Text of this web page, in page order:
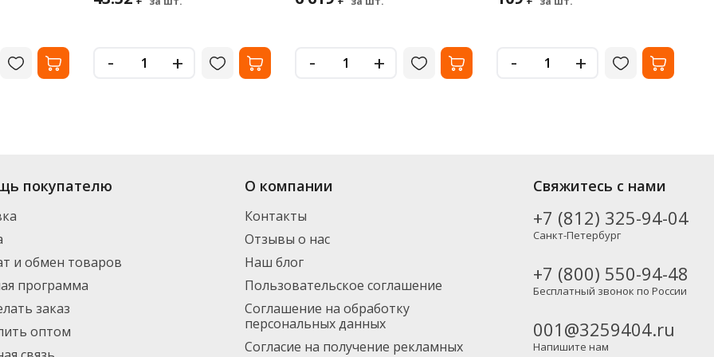
- + - + - +
магазина «Офисная Служба» большой выбор: в наличии более 49 видов от популярных производителей, включая новинки. Вы можете
заказа. Доставим по Санкт-Петербургу (от 3000 рублей - бесплатно), а также в Москву и другие регионы России – партнерской
заказ 1500 руб.
покупателю
и обмен товаров
программа
заказ
оптом
О компании
Контакты
Отзывы о нас
Наш блог
Пользовательское соглашение
Соглашение на обработку
персональных данных
Согласие на получение рекламных
Свяжитесь с нами
+7 (812) 325-94-04
Санкт-Петербург
+7 (800) 550-94-48
Бесплатный звонок по России
001@3259404.ru
Напишите нам